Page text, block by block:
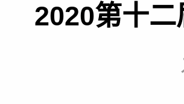
2020第十